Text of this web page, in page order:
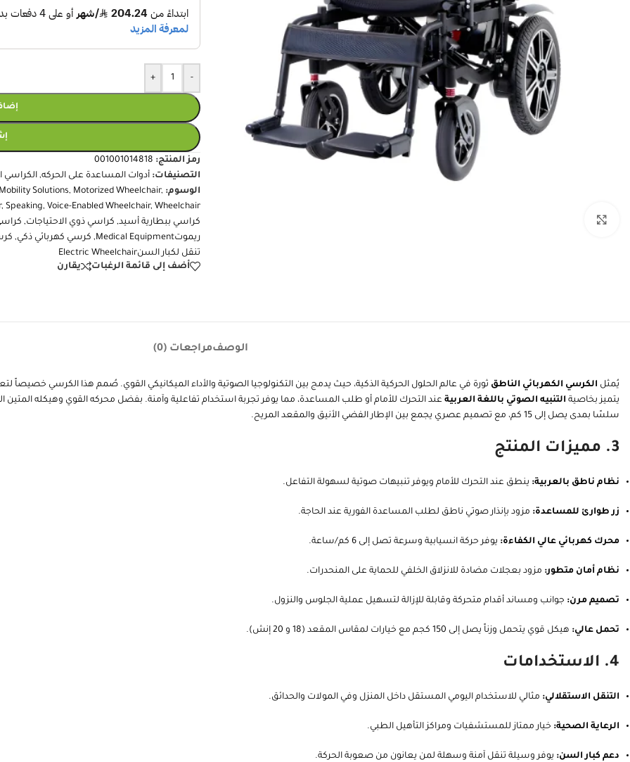
-
+
رمز المنتج: 001001014818
التصنيفات: أدوات المساعدة على الحركه, الكراسي
الوسوم:
Mobility Solutions, Motorized Wheelchair,
, Speaking, Voice-Enabled Wheelchair, Wheelchair
كراسي ببطارية أسيد, كراسي ذوي الاحتياجات,
ريموتMedical Equipment
, كرسي كهربائي ذكي,
تنقل لكبار السنElectric Wheelchair
أضف إلى قائمة الرغبات
يقارن
الوصفمراجعات (0)
يُمثل الكرسي الكهربائي الناطق ثورة في عالم الحلول الحركية الذكية، حيث يدمج بين التكنولوجيا الصوتية والأداء الميكانيكي القوي. صُمم هذا الكرسي خصيصاً
يتميز بخاصية التنبيه الصوتي باللغة العربية
سلسًا بمدى يصل إلى 15 كم، مع تصميم عصري يجمع بين الإطار الفضي الأنيق والمقعد المريح.
3. مميزات المنتج
نظام ناطق بالعربية: ينطق عند التحرك للأمام ويوفر تنبيهات صوتية لسهولة التفاعل.
زر طوارئ للمساعدة: مزود بإنذار صوتي ناطق لطلب المساعدة الفورية عند الحاجة.
محرك كهربائي عالي الكفاءة: يوفر حركة انسيابية وسرعة تصل إلى 6 كم/ساعة.
نظام أمان متطور: مزود بعجلات مضادة للانزلاق الخلفي للحماية على المنحدرات.
تصميم مرن: جوانب ومساند أقدام متحركة وقابلة للإزالة لتسهيل عملية الجلوس والنزول.
تحمل عالي: هيكل قوي يتحمل وزناً يصل إلى 150 كجم مع خيارات لمقاس المقعد (18 و 20 إنش).
4. الاستخدامات
التنقل الاستقلالي: مثالي للاستخدام اليومي المستقل داخل المنزل وفي المولات والحدائق.
الرعاية الصحية: خيار ممتاز للمستشفيات ومراكز التأهيل الطبي.
دعم كبار السن: يوفر وسيلة تنقل آمنة وسهلة لمن يعانون من صعوبة الحركة.